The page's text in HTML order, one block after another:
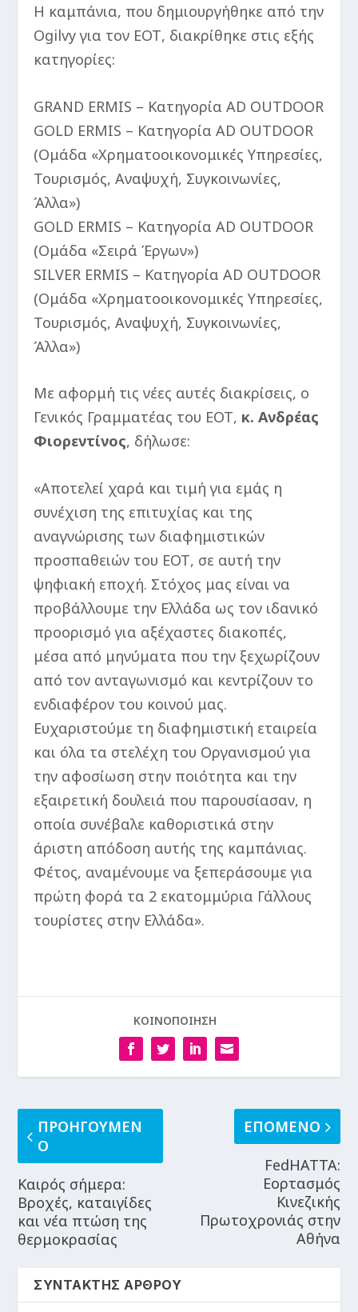
Η καμπάνια, που δημιουργήθηκε από την
Ogilvy για τον ΕΟΤ, διακρίθηκε στις εξής
κατηγορίες:
GRAND ERMIS – Κατηγορία AD OUTDOOR
GOLD ERMIS – Κατηγορία AD OUTDOOR
(Ομάδα «Χρηματοοικονομικές Υπηρεσίες,
Τουρισμός, Αναψυχή, Συγκοινωνίες,
Άλλα»)
GOLD ERMIS – Κατηγορία AD OUTDOOR
(Ομάδα «Σειρά Έργων»)
SILVER ERMIS – Κατηγορία AD OUTDOOR
(Ομάδα «Χρηματοοικονομικές Υπηρεσίες,
Τουρισμός, Αναψυχή, Συγκοινωνίες,
Άλλα»)
Με αφορμή τις νέες αυτές διακρίσεις, ο
Γενικός Γραμματέας του ΕΟΤ, κ. Ανδρέας
Φιορεντίνος, δήλωσε:
«Αποτελεί χαρά και τιμή για εμάς η
συνέχιση της επιτυχίας και της
αναγνώρισης των διαφημιστικών
προσπαθειών του ΕΟΤ, σε αυτή την
ψηφιακή εποχή. Στόχος μας είναι να
προβάλλουμε την Ελλάδα ως τον ιδανικό
προορισμό για αξέχαστες διακοπές,
μέσα από μηνύματα που την ξεχωρίζουν
από τον ανταγωνισμό και κεντρίζουν το
ενδιαφέρον του κοινού μας.
Ευχαριστούμε τη διαφημιστική εταιρεία
και όλα τα στελέχη του Οργανισμού για
την αφοσίωση στην ποιότητα και την
εξαιρετική δουλειά που παρουσίασαν, η
οποία συνέβαλε καθοριστικά στην
άριστη απόδοση αυτής της καμπάνιας.
Φέτος, αναμένουμε να ξεπεράσουμε για
πρώτη φορά τα 2 εκατομμύρια Γάλλους
τουρίστες στην Ελλάδα».
ΚΟΙΝΟΠΟΙΗΣΗ
ΠΡΟΗΓΟΥΜΕΝ
Ο
Καιρός σήμερα:
Βροχές, καταιγίδες
και νέα πτώση της
θερμοκρασίας
ΕΠΟΜΕΝΟ
FedHATTA:
Εορτασμός
Κινεζικής
Πρωτοχρονιάς στην
Αθήνα
ΣΥΝΤΑΚΤΗΣ ΑΡΘΡΟΥ